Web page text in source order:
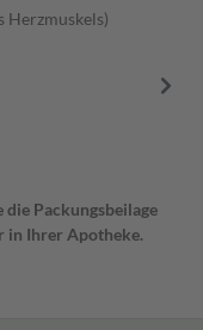
Herzmuskels)
Packungsbeilage
in Ihrer Apotheke.